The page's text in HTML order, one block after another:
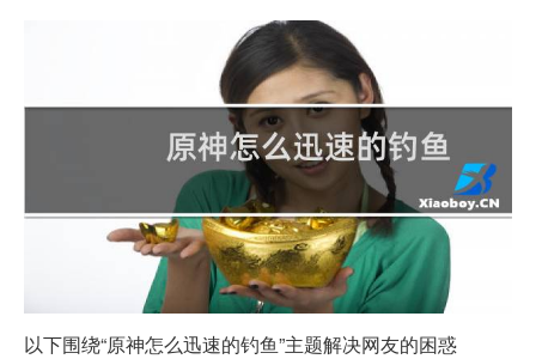
以下围绕“原神怎么迅速的钓鱼”主题解决网友的困惑